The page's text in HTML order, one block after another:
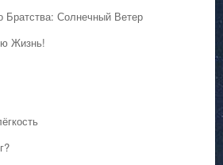
Братства: Солнечный Ветер
Жизнь!